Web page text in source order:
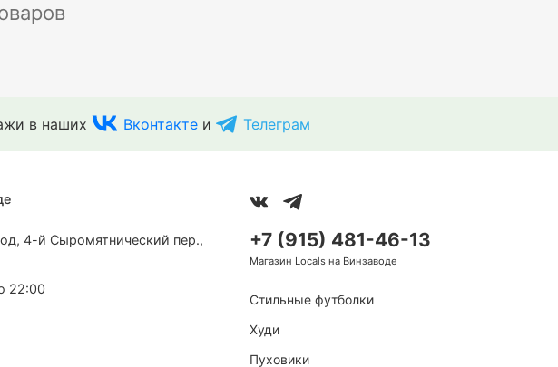
в наших Вконтакте и Телеграм
4-й Сыромятнический пер.,
22:00
+7 (915) 481-46-13
Магазин Locals на Винзаводе
Стильные футболки
Худи
Пуховики